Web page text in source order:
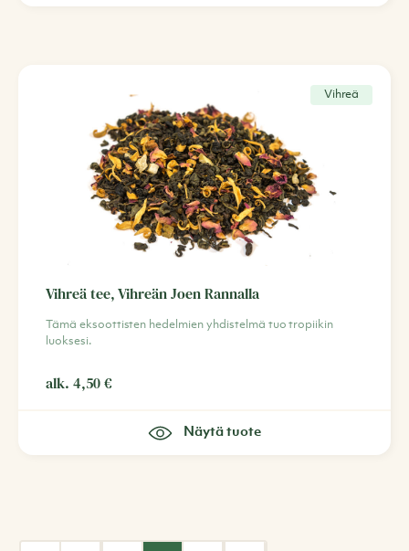
Vihreä
Vihreä tee, Vihreän Joen Rannalla
Tämä eksoottisten hedelmien yhdistelmä tuo tropiikin
luoksesi.
alk. 4,50€
Näytä tuote